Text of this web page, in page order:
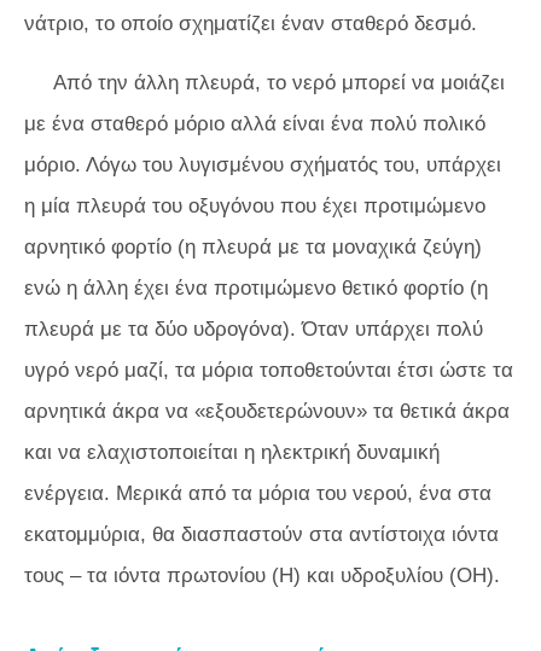
νάτριο, το οποίο σχηματίζει έναν σταθερό δεσμό.
Από την άλλη πλευρά, το νερό μπορεί να μοιάζει
με ένα σταθερό μόριο αλλά είναι ένα πολύ πολικό
μόριο. Λόγω του λυγισμένου σχήματός του, υπάρχει
η μία πλευρά του οξυγόνου που έχει προτιμώμενο
αρνητικό φορτίο (η πλευρά με τα μοναχικά ζεύγη)
ενώ η άλλη έχει ένα προτιμώμενο θετικό φορτίο (η
πλευρά με τα δύο υδρογόνα). Όταν υπάρχει πολύ
υγρό νερό μαζί, τα μόρια τοποθετούνται έτσι ώστε τα
αρνητικά άκρα να «εξουδετερώνουν» τα θετικά άκρα
και να ελαχιστοποιείται η ηλεκτρική δυναμική
ενέργεια. Μερικά από τα μόρια του νερού, ένα στα
εκατομμύρια, θα διασπαστούν στα αντίστοιχα ιόντα
τους – τα ιόντα πρωτονίου (Η) και υδροξυλίου (ΟΗ).